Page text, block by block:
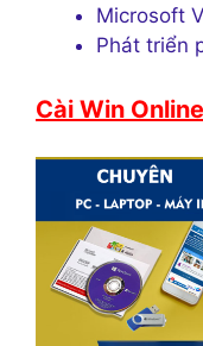
Microsoft
Phát triển
Cài Win